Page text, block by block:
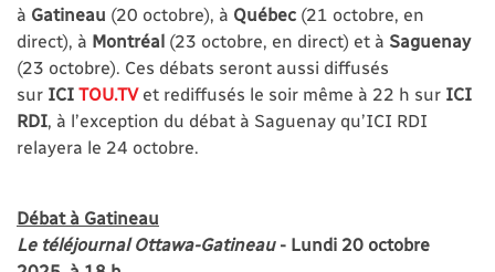
à Gatineau (20 octobre), à Québec (21 octobre, en
direct), à Montréal (23 octobre, en direct) et à Saguenay
(23 octobre). Ces débats seront aussi diffusés
sur ICI TOU.TVet rediffusés le soir même à 22 h sur ICI
RDI , à l’exception du débat à Saguenay qu’ICI RDI
relayera le 24 octobre.
Débat à Gatineau
Le téléjournal Ottawa-Gatineau- Lundi 20 octobre